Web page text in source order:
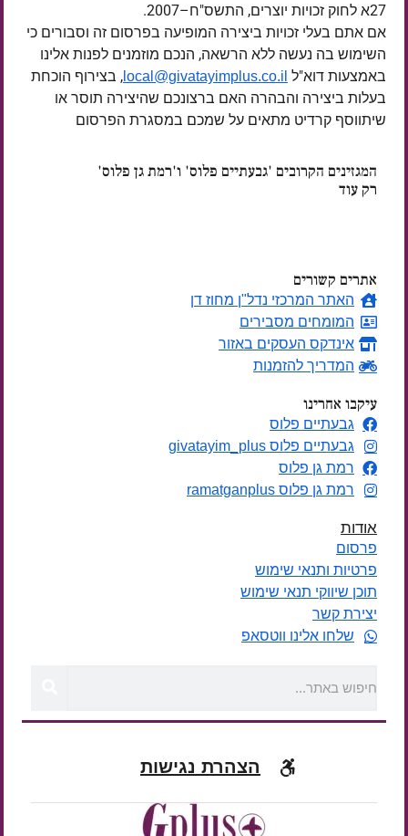
27א לחוק זכויות יוצרים, התשס"ח–2007.
אם אתם בעלי זכויות ביצירה המופיעה בפרסום זה וסבורים כי
השימוש בה נעשה ללא הרשאה, הנכם מוזמנים לפנות אלינו
באמצעות דוא"ל local@givatayimplus.co.il , בצירוף הוכחת
בעלות ביצירה והבהרה האם ברצונכם שהיצירה תוסר או
שיתווסף קרדיט מתאים על שמכם במסגרת הפרסום
המגזינים הקרובים 'גבעתיים פלוס' ו'רמת גן פלוס'
רק עוד
אתרים קשורים
האתר המרכזי נדל"ן מחוז דן
המומחים מסבירים
אינדקס העסקים באזור
המדריך להזמנות
עיקבו אחרינו
גבעתיים פלוס
גבעתיים פלוס givatayim_plus
רמת גן פלוס
רמת גן פלוס ramatganplus
אודות
פרסום
פרטיות ותנאי שימוש
תוכן שיווקי תנאי שימוש
יצירת קשר
שלחו אלינו ווטסאפ
הצהרת נגישות